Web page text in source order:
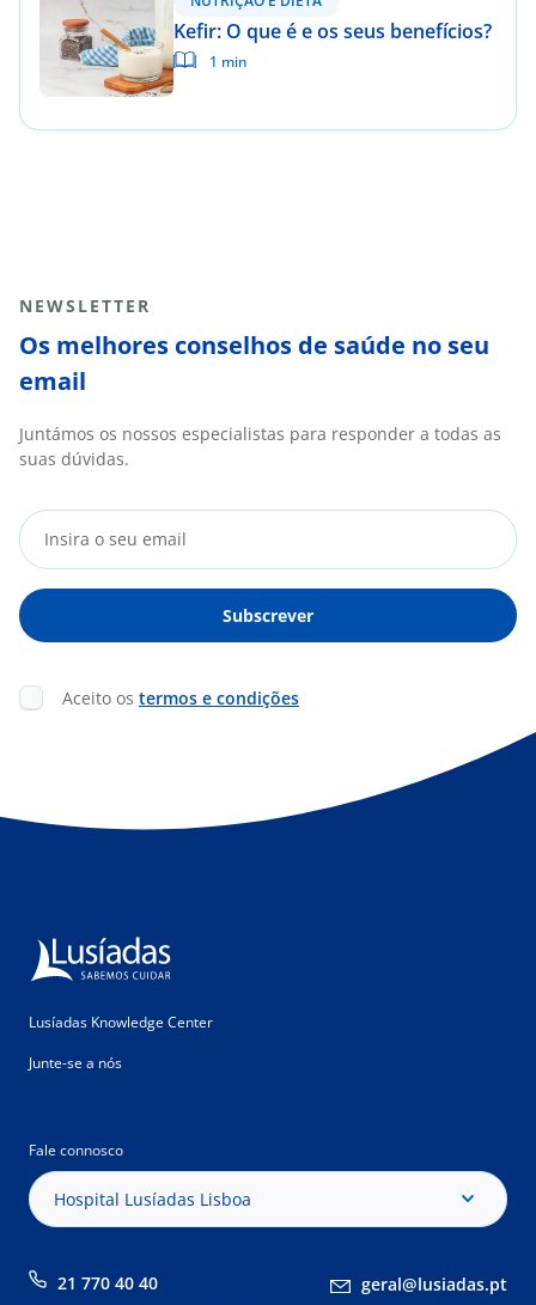
Kefir: O que é e os seus benefícios?
1 min
NEWSLETTER
Os melhores conselhos de saúde no seu
email
Juntámos os nossos especialistas para responder a todas as
suas dúvidas.
Aceito os termos e condições
Lusíadas Knowledge Center
Junte-se a nós
Fale connosco
Hospital Lusíadas Lisboa
21 770 40 40 geral@lusiadas.pt